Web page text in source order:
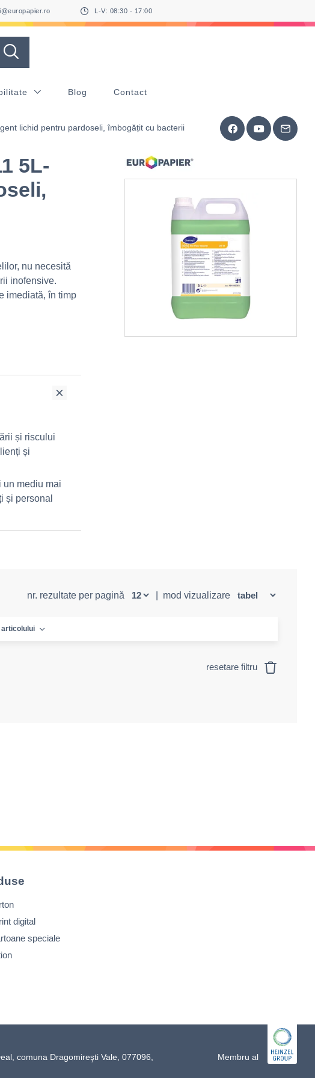
L-V: 08:30 - 17:00
Blog Contact
lichid pentru pardoseli, îmbogățit cu bacterii
5L-
nu necesită
inofensive.
imediată, în timp
și riscului
și
un mediu mai
și personal
nr. rezultate per pagină mod vizualizare
articolului
resetare filtru
digital
speciale
comuna Dragomireşti Vale, 077096,
Membru al